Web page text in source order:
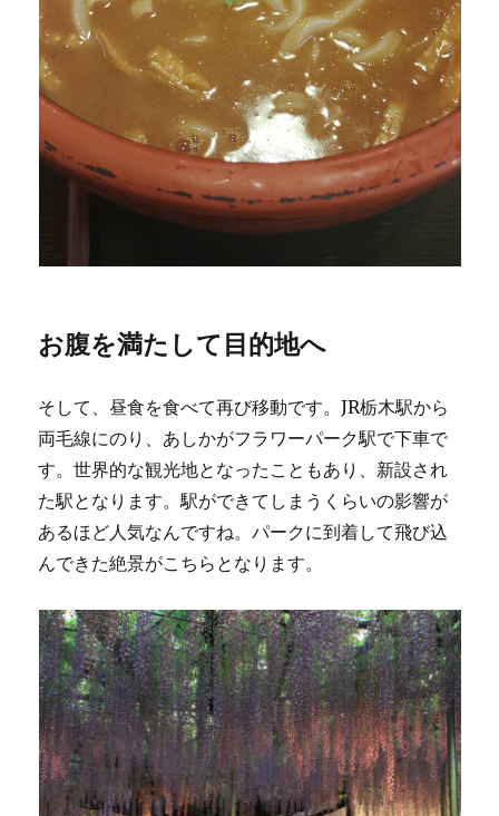
お腹を満たして目的地へ
そして、昼食を食べて再び移動です。JR栃木駅から
両毛線にのり、あしかがフラワーパーク駅で下車で
す。世界的な観光地となったこともあり、新設され
た駅となります。駅ができてしまうくらいの影響が
あるほど人気なんですね。パークに到着して飛び込
んできた絶景がこちらとなります。